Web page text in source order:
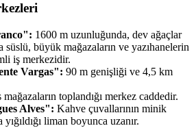
1600 m uzunluğunda, dev ağaçlar
süslü, büyük mağazaların ve yazıhanelerin
iş merkezidir.
Vargas": 90 m genişliği ve 4,5 km
toplandığı merkez caddedir.
Alves": Kahve çuvallarının minik
liman boyunca uzanır.